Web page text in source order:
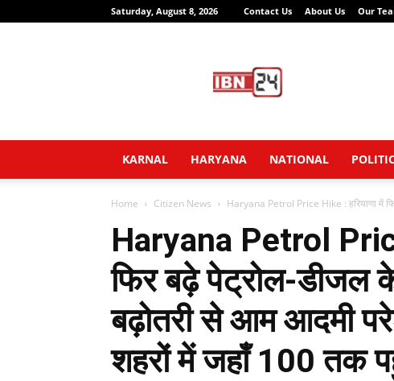
Saturday, August 8, 2026 Contact Us About Us Our
News
Network
KARNAL HARYANA NATIONAL
Home Citizen News Haryana Petrol Price Hike : हरियाणा में
Haryana Petrol
फिर बढ़े पेट्रोल-डीजल
बढ़ोतरी से आम आदमी
शहरों में जहाँ 100 तक